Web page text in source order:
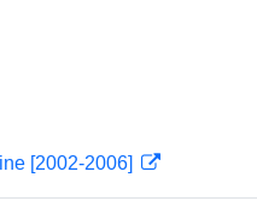
[2002-2006]